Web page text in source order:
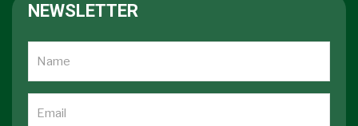
NEWSLETTER